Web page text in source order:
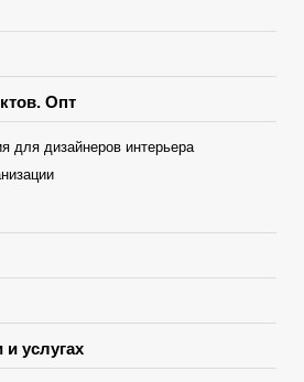
Опт
для дизайнеров интерьера
услугах